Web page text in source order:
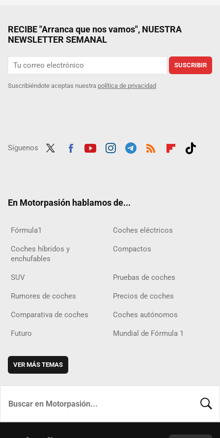
RECIBE "Arranca que nos vamos", NUESTRA
NEWSLETTER SEMANAL
SUSCRIBIR
Suscribiéndote aceptas nuestra política de privacidad
Síguenos
En Motorpasión hablamos de...
Fórmula1 Coches eléctricos
Coches híbridos y
enchufables
Compactos
SUV Pruebas de coches
Rumores de coches Precios de coches
Comparativa de coches Coches autónomos
Futuro Mundial de Fórmula 1
VER MÁS TEMAS